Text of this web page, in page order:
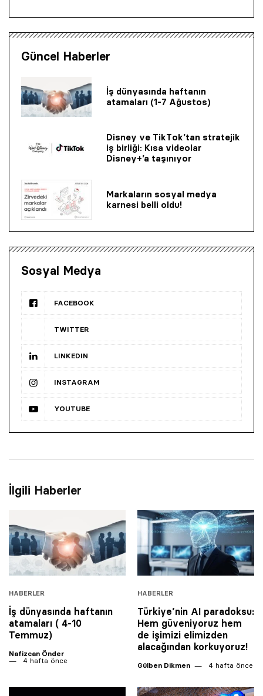
Güncel Haberler
İş dünyasında haftanın
atamaları (1-7 Ağustos)
Disney ve TikTok’tan stratejik
iş birliği: Kısa videolar
Disney+’a taşınıyor
Markaların sosyal medya
karnesi belli oldu!
Sosyal Medya
FACEBOOK
TWITTER
LINKEDIN
INSTAGRAM
YOUTUBE
İlgili Haberler
HABERLER
İş dünyasında haftanın
atamaları ( 4-10
Temmuz)
Nafizcan Önder
4 hafta önce
HABERLER
Türkiye’nin AI paradoksu:
Hem güveniyoruz hem
de işimizi elimizden
alacağından korkuyoruz!
Gülben Dikmen 4 hafta önce